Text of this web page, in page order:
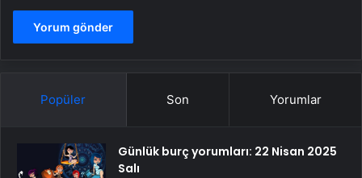
Popüler Son Yorumlar
Günlük burç yorumları: 22 Nisan 2025
Salı